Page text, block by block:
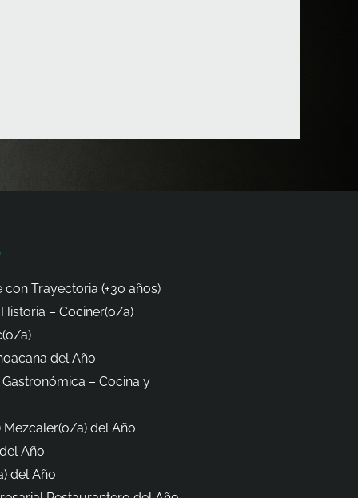
con Trayectoria (+30 años)
– Cociner(o/a)
a)
del Año
– Cocina y
a) del Año
Año
del Año